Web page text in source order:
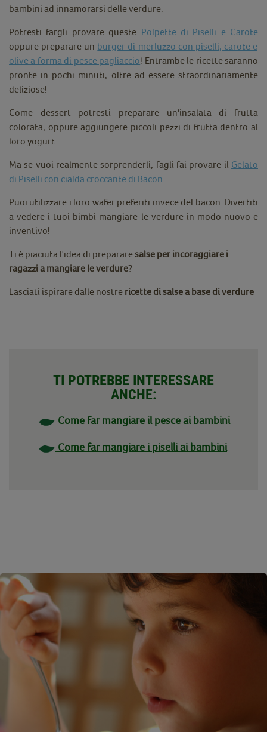
bambini ad innamorarsi delle verdure.
Potresti fargli provare queste Polpette di Piselli e Carote
oppure preparare un burger di merluzzo con piselli, carote e
olive a forma di pesce pagliaccio! Entrambe le ricette saranno
pronte in pochi minuti, oltre ad essere straordinariamente
deliziose!
Come dessert potresti preparare un'insalata di frutta
colorata, oppure aggiungere piccoli pezzi di frutta dentro al
loro yogurt.
Ma se vuoi realmente sorprenderli, fagli fai provare il Gelato
di Piselli con cialda croccante di Bacon
Puoi utilizzare i loro wafer preferiti invece del bacon. Divertiti
a vedere i tuoi bimbi mangiare le verdure in modo nuovo e
inventivo!
Ti è piaciuta l'idea di prepararesalse per incoraggiare i
ragazzi a mangiare le verdure?
Lasciati ispirare dalle nostre ricette di salse a base di verdure
TI POTREBBE INTERESSARE
ANCHE:
Come far mangiare il pesce ai bambini
Come far mangiare i piselli ai bambini